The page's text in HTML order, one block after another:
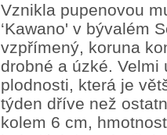
Vznikla pupenovou
‘Kawano' v bývalém
vzpřímený, koruna
drobné a úzké. Velmi
plodnosti, která je
týden dříve než
kolem 6 cm,